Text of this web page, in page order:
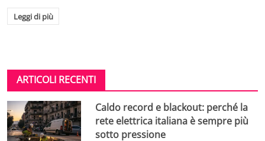
Leggi di più
ARTICOLI RECENTI
Caldo record e blackout: perché la
rete elettrica italiana è sempre più
sotto pressione